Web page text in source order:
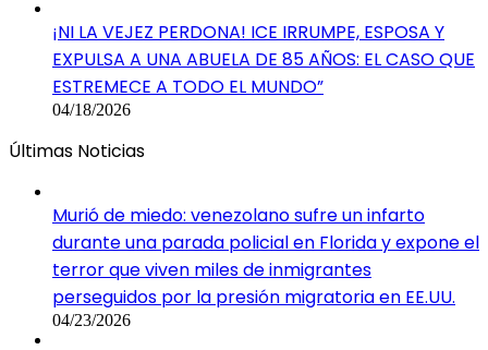
¡NI LA VEJEZ PERDONA! ICE IRRUMPE, ESPOSA Y
EXPULSA A UNA ABUELA DE 85 AÑOS: EL CASO QUE
ESTREMECE A TODO EL MUNDO”
04/18/2026
Últimas Noticias
Murió de miedo: venezolano sufre un infarto
durante una parada policial en Florida y expone el
terror que viven miles de inmigrantes
perseguidos por la presión migratoria en EE.UU.
04/23/2026